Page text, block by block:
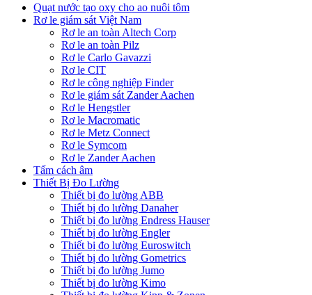
Quạt nước tạo oxy cho ao nuôi tôm
Rơ le giám sát Việt Nam
Rơ le an toàn Altech Corp
Rơ le an toàn Pilz
Rơ le Carlo Gavazzi
Rơ le CIT
Rơ le công nghiệp Finder
Rơ le giám sát Zander Aachen
Rơ le Hengstler
Rơ le Macromatic
Rơ le Metz Connect
Rơ le Symcom
Rơ le Zander Aachen
Tấm cách âm
Thiết Bị Đo Lường
Thiết bị đo lường ABB
Thiết bị đo lường Danaher
Thiết bị đo lường Endress Hauser
Thiết bị đo lường Engler
Thiết bị đo lường Euroswitch
Thiết bị đo lường Gometrics
Thiết bị đo lường Jumo
Thiết bị đo lường Kimo